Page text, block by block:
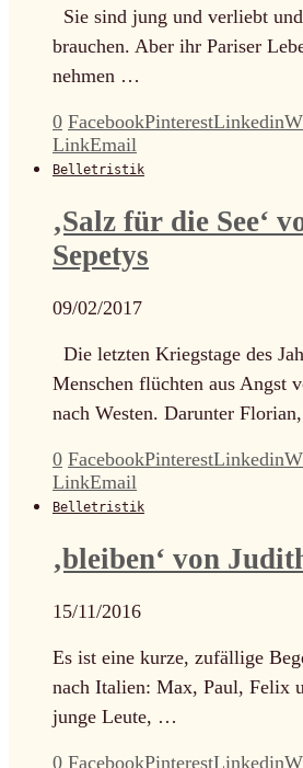
Sie sind jung und verliebt
brauchen. Aber ihr Pariser
nehmen …
0 FacebookPinterestLinkedin
LinkEmail
Belletristik
‚Salz für die See‘
Sepetys
09/02/2017
Die letzten Kriegstage des
Menschen flüchten aus Angst
nach Westen. Darunter
0 FacebookPinterestLinkedin
LinkEmail
Belletristik
‚bleiben‘ von
15/11/2016
Es ist eine kurze, zufällige
nach Italien: Max, Paul, Felix
junge Leute, …
0 FacebookPinterestLinkedin